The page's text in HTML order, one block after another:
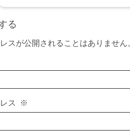
る
スが公開されることはありません
ス ※